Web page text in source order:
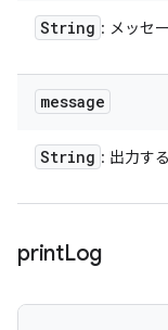
String : メッセ
message
String : 出力す
printLog